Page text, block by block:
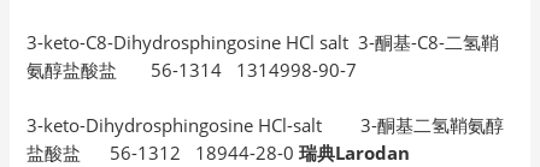
3-keto-C8-Dihydrosphingosine HCl salt 3-酮基-C8-二氢鞘
氨醇盐酸盐 56-1314 1314998-90-7
3-keto-Dihydrosphingosine HCl-salt 3-酮基二氢鞘氨醇
盐酸盐 56-1312 18944-28-0瑞典Larodan